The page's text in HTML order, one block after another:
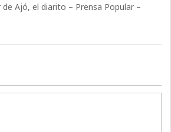
Ajó, el diarito – Prensa Popular –